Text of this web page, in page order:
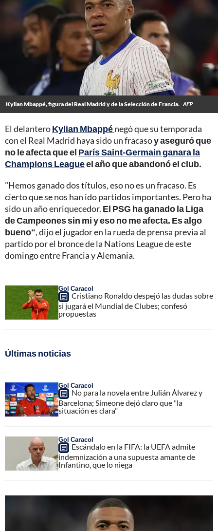
Kylian Mbappé, figura del Real Madrid y de la Selección de Francia. AFP
El delanteroKylian Mbappénegó que su temporada
con el Real Madrid haya sido un fracasoy aseguró que
no le afecta que el París Saint-Germain ganara la
Champions Leagueel año que abandonó el club.
"Hemos ganado dos títulos, eso no es un fracaso. Es
cierto que se nos han ido partidos importantes. Pero ha
sido un año enriquecedor. El PSG ha ganado la Liga
de Campeones sin mi y eso no me afecta. Es algo
bueno", dijo el jugador en la rueda de prensa previa al
partido por el bronce de la Nations League de este
domingo entre Francia y Alemania.
Gol Caracol
Cristiano Ronaldo despejó las dudas sobre
si jugará el Mundial de Clubes; confesó
propuestas
Últimas noticias
Gol Caracol
No para la novela entre Julián Álvarez y
Barcelona; Simeone dejó claro que "la
situación es clara"
Gol Caracol
Escándalo en la FIFA: la UEFA admite
indemnización a una supuesta amante de
Infantino, que lo niega